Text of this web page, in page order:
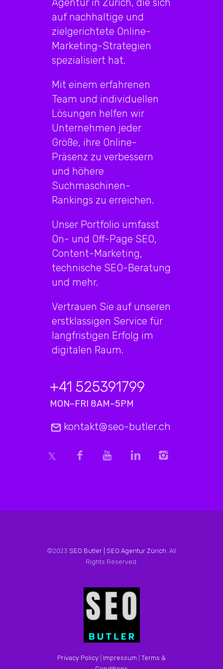
auf nachhaltige und
zielgerichtete Online-
Marketing-Strategien
spezialisiert hat.
Mit einem erfahrenen
Team und individuellen
Lösungen helfen wir
Unternehmen jeder
Größe, ihre Online-
Präsenz zu verbessern
und höhere
Suchmaschinen-
Rankings zu erreichen.
Unser Portfolio umfasst
On- und Off-Page SEO,
Content-Marketing,
technische SEO-Beratung
und mehr.
Vertrauen Sie auf unseren
erstklassigen Service für
langfristigen Erfolg im
digitalen Raum.
+41 525391799
MON–FRI 8AM–5PM
kontakt@seo-butler.ch
©2023 SEO Butler | SEO Agentur Zürich . All
Rights Reserved.
Privacy Policy Impressum
Terms &